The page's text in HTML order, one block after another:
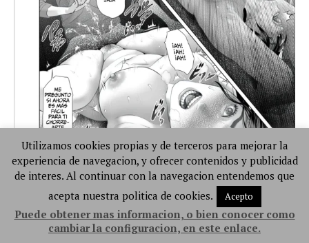
Utilizamos cookies propias y de terceros para mejorar la
experiencia de navegacion, y ofrecer contenidos y publicidad
de interes. Al continuar con la navegacion entendemos que
acepta nuestra politica de cookies.
Acepto
Puede obtener mas informacion, o bien conocer como
cambiar la configuracion, en este enlace.